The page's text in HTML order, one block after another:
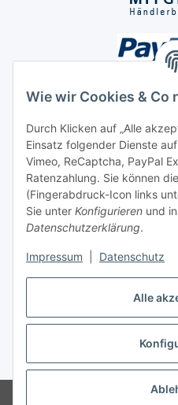
Alle
Wie wir Cookies & Co
Durch Klicken auf „Alle
Einsatz folgender Dienste
Vimeo, ReCaptcha, PayPal
Ratenzahlung. Sie können
(Fingerabdruck-Icon links
Sie unter Konfigurieren und
Datenschutzerklärung.
Impressum Datenschutz
Unsere Seiten
Social Media
Vertrag
* Alle Preise inkl. gesetzlicher USt.,
Versand